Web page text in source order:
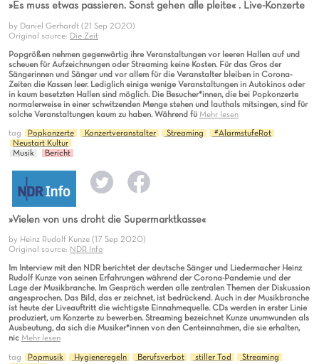
»Es muss etwas passieren. Sonst gehen alle pleite« . Live-Konzerte
by Daniel Gerhardt (21 Sep 2020)
Original source: Die Zeit
Popgrößen nehmen gegenwärtig ihre Veranstaltungen vor leeren Hallen auf und
scheuen für Aufzeichnungen oder Streaming keine Kosten. Für das Gros der
Sängerinnen und Sänger und vor allem für die Veranstalter bleiben in Corona-
Zeiten die Kassen leer. Lediglich einige wenige Veranstaltungen in Autokinos oder
in kaum besetzten Hallen sind möglich. Die Besucher*innen, die bei Popkonzerte
normalerweise in einer schwitzenden Menge stehen und lauthals mitsingen, sind für
solche Veranstaltungen kaum zu haben. Während fü Mehr lesen
tag Popkonzerte Konzertveranstalter Streaming
#AlarmstufeRot
Neustart Kultur
Musik
Bericht
»Vielen von uns droht die Supermarktkasse«
by Heinz Rudolf Kunze (17 Sep 2020)
Original source: NDR Info
Im Interview mit den NDR berichtet der deutsche Sänger und Liedermacher Heinz
Rudolf Kunze von seinen Erfahrungen während der Corona-Pandemie und der
Lage der Musikbranche. Im Gespräch werden alle zentralen Themen der Diskussion
angesprochen. Das Bild, das er zeichnet, ist bedrückend. Auch in der Musikbranche
ist heute der Liveauftritt die wichtigste Einnahmequelle. CDs werden in erster Linie
produziert, um Konzerte zu bewerben. Streaming bezeichnet Kunze unumwunden als
Ausbeutung, da sich die Musiker*innen von den Centeinnahmen, die sie erhalten,
nic Mehr lesen
tag Popmusik Hygieneregeln Berufsverbot stiller Tod
Streaming